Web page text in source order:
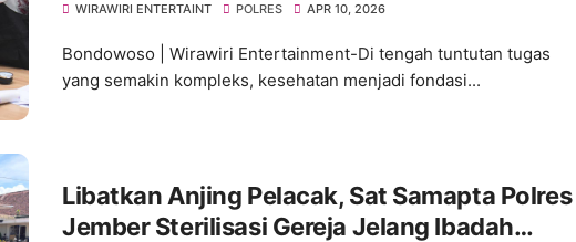
Polres Bondowoso
WIRAWIRI ENTERTAINT POLRES APR 10, 2026
Bondowoso | Wirawiri Entertainment-Di tengah tuntutan tugas
yang semakin kompleks, kesehatan menjadi fondasi...
Libatkan Anjing Pelacak, Sat Samapta Polres
Jember Sterilisasi Gereja Jelang Ibadah